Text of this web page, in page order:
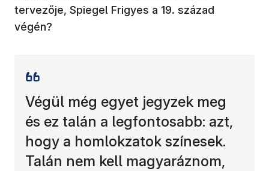
tervezője, Spiegel Frigyes a 19. század
végén?
Végül még egyet jegyzek meg
és ez talán a legfontosabb: azt,
hogy a homlokzatok színesek.
Talán nem kell magyaráznom,